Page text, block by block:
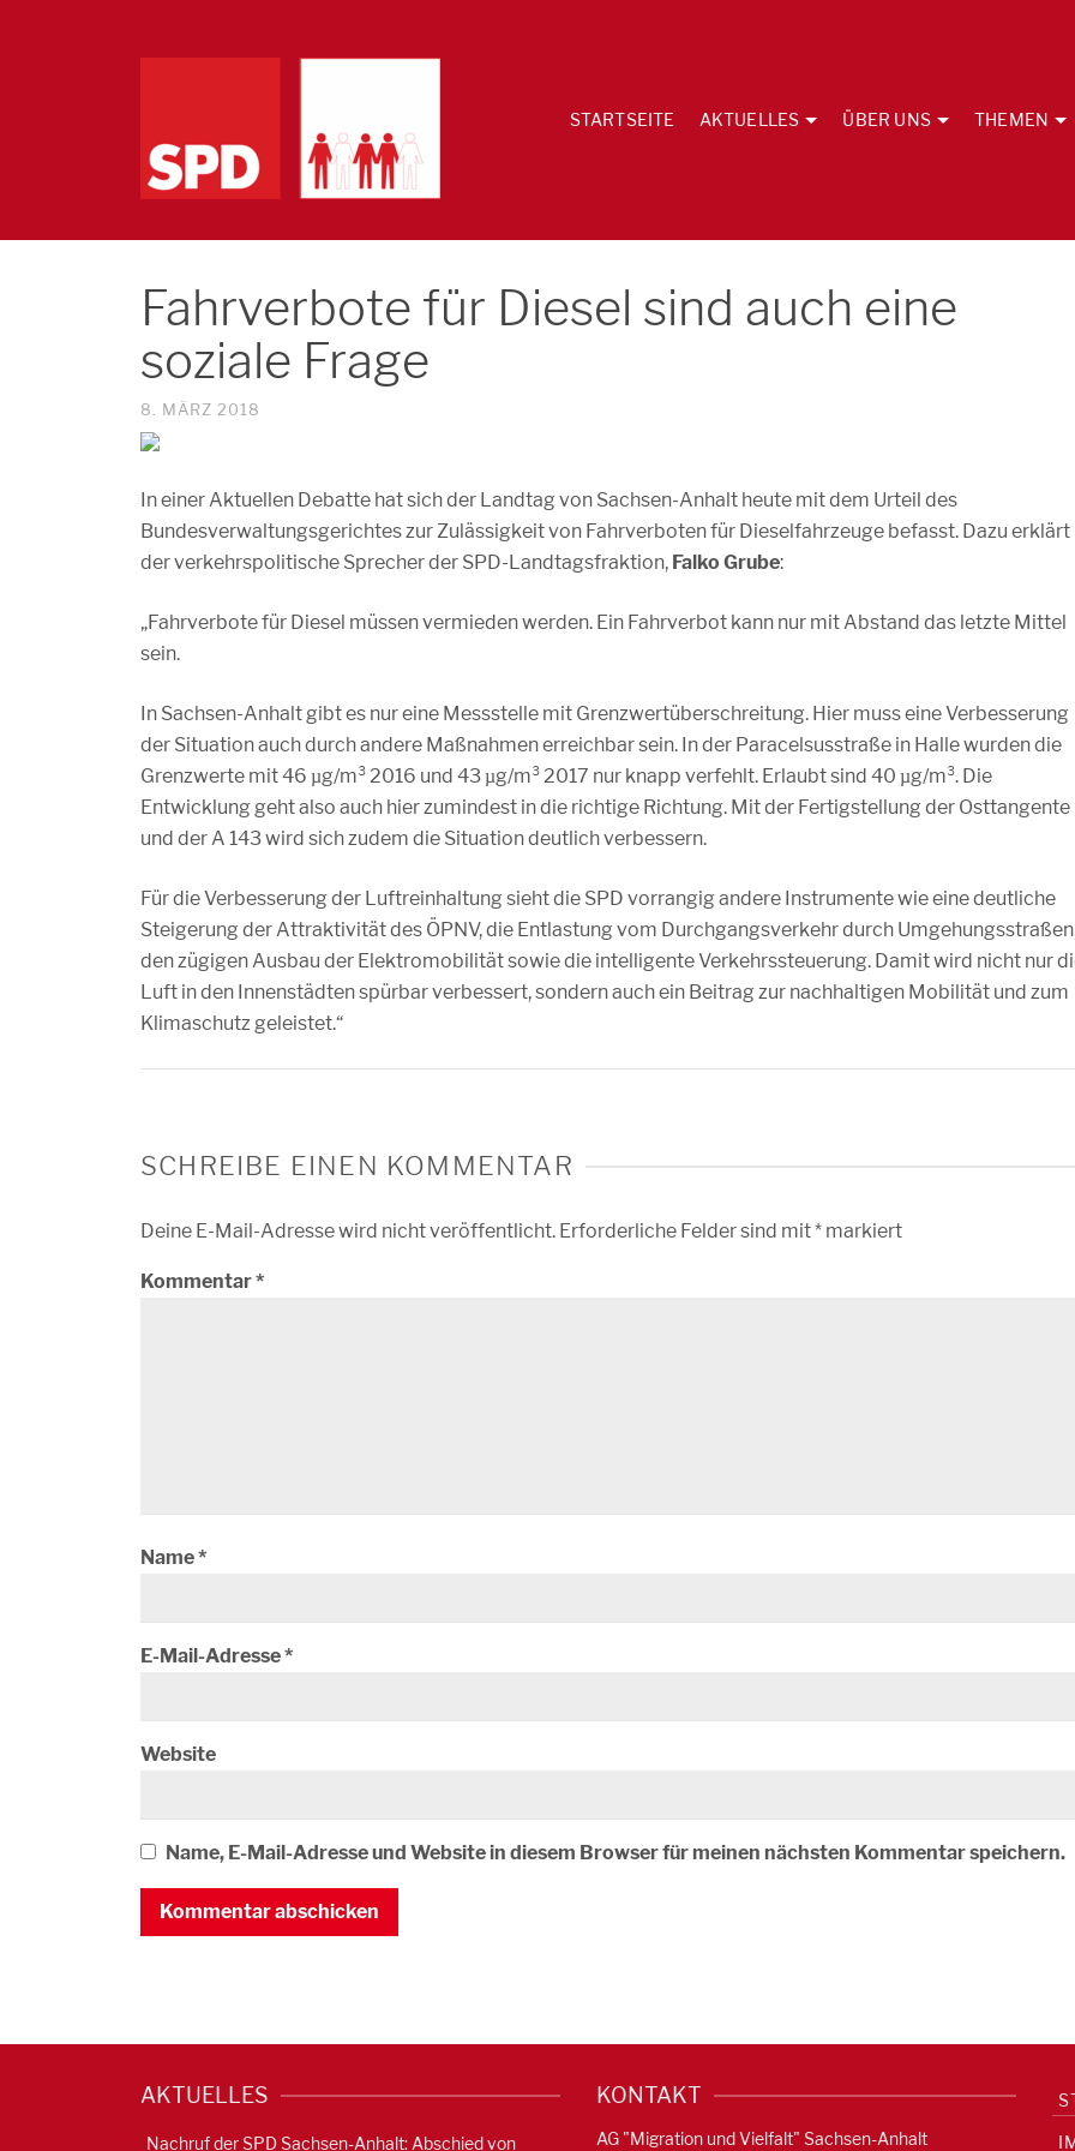
STARTSEITE AKTUELLES ÜBER UNS THEMEN
Fahrverbote für Diesel sind auch eine
soziale Frage
8. MÄRZ 2018
In einer Aktuellen Debatte hat sich der Landtag von Sachsen-Anhalt heute mit dem Urteil des
Bundesverwaltungsgerichtes zur Zulässigkeit von Fahrverboten für Dieselfahrzeuge befasst. Dazu erklärt
der verkehrspolitische Sprecher der SPD-Landtagsfraktion, Falko Grube:
„Fahrverbote für Diesel müssen vermieden werden. Ein Fahrverbot kann nur mit Abstand das letzte Mittel
sein.
In Sachsen-Anhalt gibt es nur eine Messstelle mit Grenzwertüberschreitung. Hier muss eine Verbesserung
der Situation auch durch andere Maßnahmen erreichbar sein. In der Paracelsusstraße in Halle wurden die
Grenzwerte mit 46 µg/m³ 2016 und 43 µg/m³ 2017 nur knapp verfehlt. Erlaubt sind 40 µg/m³. Die
Entwicklung geht also auch hier zumindest in die richtige Richtung. Mit der Fertigstellung der Osttangente
und der A 143 wird sich zudem die Situation deutlich verbessern.
Für die Verbesserung der Luftreinhaltung sieht die SPD vorrangig andere Instrumente wie eine deutliche
Steigerung der Attraktivität des ÖPNV, die Entlastung vom Durchgangsverkehr durch
den zügigen Ausbau der Elektromobilität sowie die intelligente Verkehrssteuerung. Damit wird nicht nur
Luft in den Innenstädten spürbar verbessert, sondern auch ein Beitrag zur nachhaltigen Mobilität und zum
Klimaschutz geleistet.“
SCHREIBE EINEN KOMMENTAR
Deine E-Mail-Adresse wird nicht veröffentlicht. Erforderliche Felder sind mit* markiert
Kommentar*
Name*
E-Mail-Adresse*
Website
Name, E-Mail-Adresse und Website in diesem Browser für meinen nächsten Kommentar speichern.
AKTUELLES
Nachruf der SPD Sachsen-Anhalt: Abschied von
KONTAKT
AG "Migration und Vielfalt" Sachsen-Anhalt